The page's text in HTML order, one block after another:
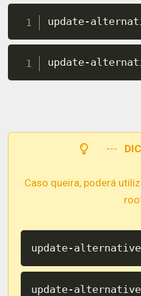
update-
update-
---
Caso queira, poderá
update-
update-